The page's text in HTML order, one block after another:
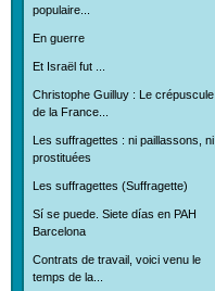
populaire...
En guerre
Et Israël fut ...
Christophe Guilluy : Le crépuscule
de la France...
Les suffragettes : ni paillassons, ni
prostituées
Les suffragettes (Suffragette)
Sí se puede. Siete días en PAH
Barcelona
Contrats de travail, voici venu le
temps de la...